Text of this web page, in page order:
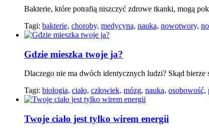
Bakterie, które potrafią niszczyć zdrowe tkanki, mogą
Tagi: bakterie, choroby, medycyna, nauka, nowotwory,
Gdzie mieszka twoje ja?
Dlaczego nie ma dwóch identycznych ludzi? Skąd bierze
Tagi: biologia, ciało, człowiek, mózg, nauka, osobowość,
Twoje ciało jest tylko wirem energii